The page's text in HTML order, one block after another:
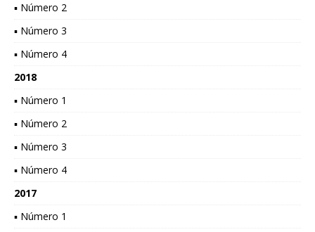
▪ Número 2
▪ Número 3
▪ Número 4
2018
▪ Número 1
▪ Número 2
▪ Número 3
▪ Número 4
2017
▪ Número 1